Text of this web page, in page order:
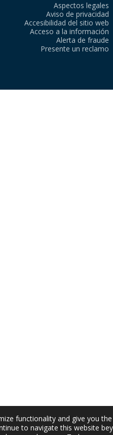
Aspectos legales
Aviso de privacidad
Accesibilidad del sitio web
Acceso a la información
Alerta de fraude
Presente un reclamo
functionality and give you
to navigate this website